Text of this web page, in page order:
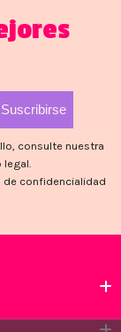
consulte nuestra
legal.
de confidencialidad